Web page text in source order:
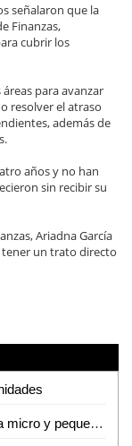
señalaron que la
Finanzas,
cubrir los
para avanzar
resolver el atraso
además de
años y no han
sin recibir su
Ariadna García
tener un trato directo
Sedeco tendrá facultades para capacitar a micro y pequeños empresarios en la detección de moneda falsa